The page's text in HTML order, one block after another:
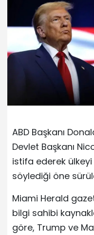
ABD Başkanı
Devlet Başkanı
istifa ederek
söylediği öne
Miami Herald
bilgi sahibi
göre, Trump ve